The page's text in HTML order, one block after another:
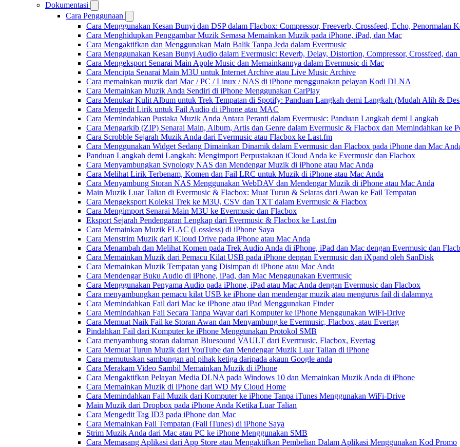
Dokumentasi
Cara Penggunaan
Cara Menggunakan Kesan Bunyi dan DSP dalam Flacbox: Compressor, Freeverb, Crossfeed, Echo, Penormalan
Cara Menghidupkan Penggambar Muzik Semasa Memainkan Muzik pada iPhone, iPad, dan Mac
Cara Mengaktifkan dan Menggunakan Main Balik Tanpa Jeda dalam Evermusic
Cara Menggunakan Kesan Bunyi Audio dalam Evermusic: Reverb, Delay, Distortion, Compressor, Crossfeed, dan
Cara Mengeksport Senarai Main Apple Music dan Memainkannya dalam Evermusic di Mac
Cara Mencipta Senarai Main M3U untuk Internet Archive atau Live Music Archive
Cara memainkan muzik dari Mac / PC / Linux / NAS di iPhone menggunakan pelayan Kodi DLNA
Cara Memainkan Muzik Anda Sendiri di iPhone Menggunakan CarPlay
Cara Menukar Kulit Album untuk Trek Tempatan di Spotify: Panduan Langkah demi Langkah (Mudah Alih &
Cara Mengedit Lirik untuk Fail Audio di iPhone atau MAC
Cara Memindahkan Pustaka Muzik Anda Antara Peranti dalam Evermusic: Panduan Langkah demi Langkah
Cara Mengarkib (ZIP) Senarai Main, Album, Artis dan Genre dalam Evermusic & Flacbox dan Memindahkan ke
Cara Scrobble Sejarah Muzik Anda dari Evermusic atau Flacbox ke Last.fm
Cara Menggunakan Widget Sedang Dimainkan Dinamik dalam Evermusic dan Flacbox pada iPhone dan Mac
Panduan Langkah demi Langkah: Mengimport Perpustakaan iCloud Anda ke Evermusic dan Flacbox
Cara Menyambungkan Synology NAS dan Mendengar Muzik di iPhone atau Mac Anda
Cara Melihat Lirik Terbenam, Komen dan Fail LRC untuk Muzik di iPhone atau Mac Anda
Cara Menyambung Storan NAS Menggunakan WebDAV dan Mendengar Muzik di iPhone atau Mac Anda
Main Muzik Luar Talian di Evermusic & Flacbox: Muat Turun & Selaras dari Awan ke Fail Tempatan
Cara Mengeksport Koleksi Trek ke M3U, CSV dan TXT dalam Evermusic & Flacbox
Cara Mengimport Senarai Main M3U ke Evermusic dan Flacbox
Eksport Sejarah Pendengaran Lengkap dari Evermusic & Flacbox ke Last.fm
Cara Memainkan Muzik FLAC (Lossless) di iPhone Saya
Cara Menstrim Muzik dari iCloud Drive pada iPhone atau Mac Anda
Cara Menambah dan Melihat Komen pada Trek Audio Anda di iPhone, iPad dan Mac dengan Evermusic dan
Cara Memainkan Muzik dari Pemacu Kilat USB pada iPhone dengan Evermusic dan iXpand oleh SanDisk
Cara Memainkan Muzik Tempatan yang Disimpan di iPhone atau Mac Anda
Cara Mendengar Buku Audio di iPhone, iPad, dan Mac Menggunakan Evermusic
Cara Menggunakan Penyama Audio pada iPhone, iPad atau Mac Anda dengan Evermusic dan Flacbox
Cara menyambungkan pemacu kilat USB ke iPhone dan mendengar muzik atau mengurus fail di dalamnya
Cara Memindahkan Fail dari Mac ke iPhone atau iPad Menggunakan Finder
Cara Memindahkan Fail Secara Tanpa Wayar dari Komputer ke iPhone Menggunakan WiFi-Drive
Cara Memuat Naik Fail ke Storan Awan dan Menyambung ke Evermusic, Flacbox, atau Evertag
Pindahkan Fail dari Komputer ke iPhone Menggunakan Protokol SMB
Cara menyambung storan dalaman Bluesound VAULT dari Evermusic, Flacbox, Evertag
Cara Memuat Turun Muzik dari YouTube dan Mendengar Muzik Luar Talian di iPhone
Cara memutuskan sambungan apl pihak ketiga daripada akaun Google anda
Cara Merakam Video Sambil Memainkan Muzik di iPhone
Cara Mengaktifkan Pelayan Media DLNA pada Windows 10 dan Memainkan Muzik Anda di iPhone
Cara Memainkan Muzik di iPhone dari WD My Cloud Home
Cara Memindahkan Fail Muzik dari Komputer ke iPhone Tanpa iTunes Menggunakan WiFi-Drive
Main Muzik dari Dropbox pada iPhone Anda Ketika Luar Talian
Cara Mengedit Tag ID3 pada iPhone dan Mac
Cara Memainkan Fail Tempatan (Fail iTunes) di iPhone Saya
Strim Muzik Anda dari Mac atau PC ke iPhone Menggunakan SMB
Cara Memasang Aplikasi dari App Store atau Mengaktifkan Pembelian Dalam Aplikasi Menggunakan Kod Promo